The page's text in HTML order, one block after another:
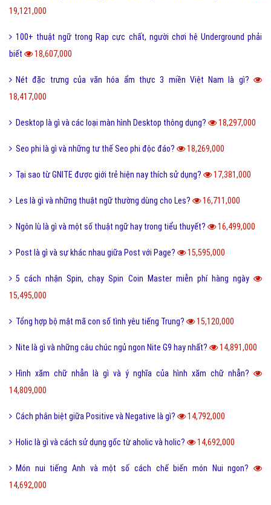
19,121,000
100+ thuật ngữ trong Rap cực chất, người chơi hệ Underground phải
biết
18,607,000
Nét đặc trưng của văn hóa ẩm thực 3 miền Việt Nam là gì?
18,417,000
Desktop là gì và các loại màn hình Desktop thông dụng? 18,297,000
Seo phi là gì và những tư thế Seo phi độc đáo? 18,269,000
Tại sao từ GNITE được giới trẻ hiện nay thích sử dụng? 17,381,000
Les là gì và những thuật ngữ thường dùng cho Les? 16,711,000
Ngôn lù là gì và một số thuật ngữ hay trong tiểu thuyết? 16,499,000
Post là gì và sự khác nhau giữa Post với Page? 15,595,000
5 cách nhận Spin, chạy Spin Coin Master miễn phí hàng ngày
15,495,000
Tổng hợp bộ mật mã con số tình yêu tiếng Trung? 15,120,000
Nite là gì và những câu chúc ngủ ngon Nite G9 hay nhất? 14,891,000
Hình xăm chữ nhẫn là gì và ý nghĩa của hình xăm chữ nhẫn?
14,809,000
Cách phân biệt giữa Positive và Negative là gì? 14,792,000
Holic là gì và cách sử dụng gốc từ aholic và holic? 14,692,000
Món nui tiếng Anh và một số cách chế biến món Nui ngon?
14,692,000